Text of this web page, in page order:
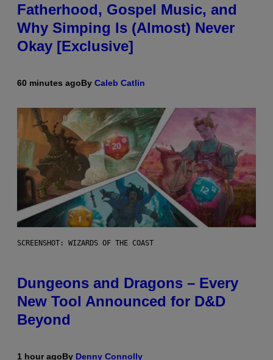
Fatherhood, Gospel Music, and
Why Simping Is (Almost) Never
Okay [Exclusive]
60 minutes agoBy Caleb Catlin
SCREENSHOT: WIZARDS OF THE COAST
Dungeons and Dragons – Every
New Tool Announced for D&D
Beyond
1 hour agoBy Denny Connolly